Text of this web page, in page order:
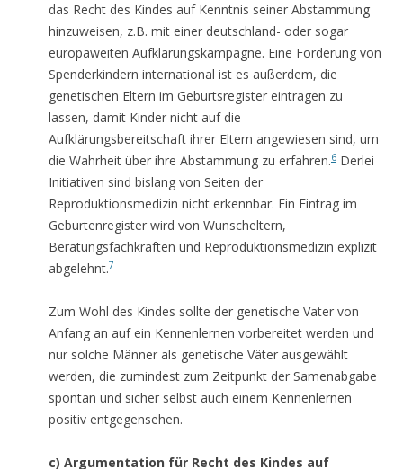
das Recht des Kindes auf Kenntnis seiner Abstammung
hinzuweisen, z.B. mit einer deutschland- oder sogar
europaweiten Aufklärungskampagne. Eine Forderung von
Spenderkindern international ist es außerdem, die
genetischen Eltern im Geburtsregister eintragen zu
lassen, damit Kinder nicht auf die
Aufklärungsbereitschaft ihrer Eltern angewiesen sind, um
die Wahrheit über ihre Abstammung zu erfahren.6 Derlei
Initiativen sind bislang von Seiten der
Reproduktionsmedizin nicht erkennbar. Ein Eintrag im
Geburtenregister wird von Wunscheltern,
Beratungsfachkräften und Reproduktionsmedizin explizit
abgelehnt.7
Zum Wohl des Kindes sollte der genetische Vater von
Anfang an auf ein Kennenlernen vorbereitet werden und
nur solche Männer als genetische Väter ausgewählt
werden, die zumindest zum Zeitpunkt der Samenabgabe
spontan und sicher selbst auch einem Kennenlernen
positiv entgegensehen.
c) Argumentation für Recht des Kindes auf